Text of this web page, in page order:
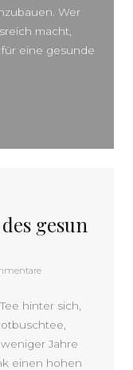
Wer
macht,
eine gesunde
grüne Smoothies!“
gesun
hinter sich,
Jahre
einen hohen